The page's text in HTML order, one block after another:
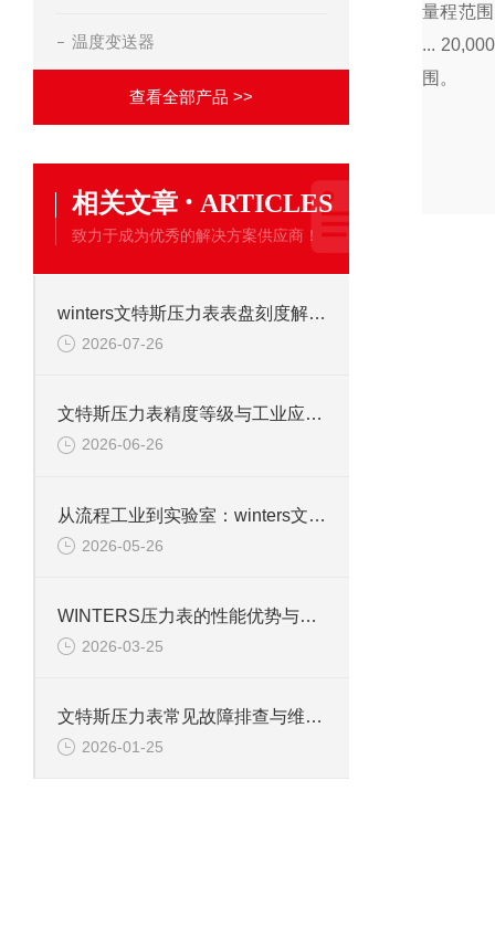
量程范
...
围。
温度变送器
查看全部产品 >>
相关文章 · ARTICLES
致力于成为优秀的解决方案供应商！
winters文特斯压力表表盘刻度解读及现场安装注意事项
2026-07-26
文特斯压力表精度等级与工业应用场景解析
2026-06-26
从流程工业到实验室：winters文特斯压力表的多元应用场景
2026-05-26
WINTERS压力表的性能优势与行业适配性解析
2026-03-25
文特斯压力表常见故障排查与维护技巧
2026-01-25